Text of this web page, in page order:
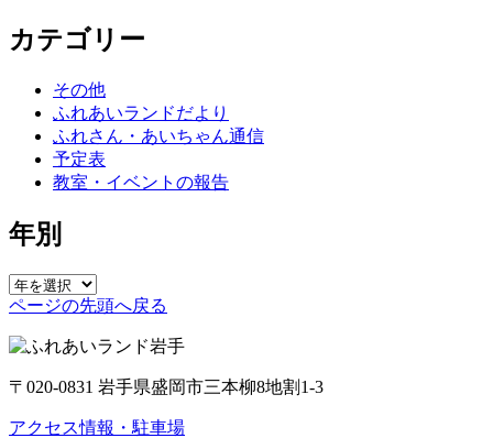
カテゴリー
その他
ふれあいランドだより
ふれさん・あいちゃん通信
予定表
教室・イベントの報告
年別
ページの先頭へ戻る
〒020-0831 岩手県盛岡市三本柳8地割1-3
アクセス情報・駐車場